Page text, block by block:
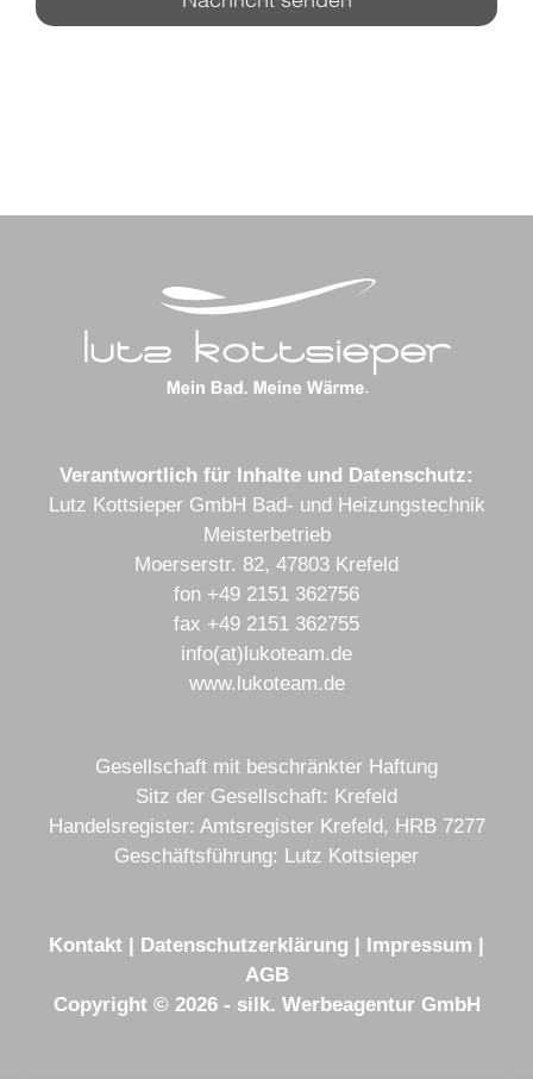
Verantwortlich für Inhalte und Datenschutz:
Lutz Kottsieper GmbH Bad- und Heizungstechnik
Meisterbetrieb
Moerserstr. 82, 47803 Krefeld
fon +49 2151 362756
fax +49 2151 362755
info(at)lukoteam.de
www.lukoteam.de
Gesellschaft mit beschränkter Haftung
Sitz der Gesellschaft: Krefeld
Handelsregister: Amtsregister Krefeld, HRB 7277
Geschäftsführung: Lutz Kottsieper
Kontakt | Datenschutzerklärung | Impressum |
AGB
Copyright © 2026 - silk. Werbeagentur GmbH